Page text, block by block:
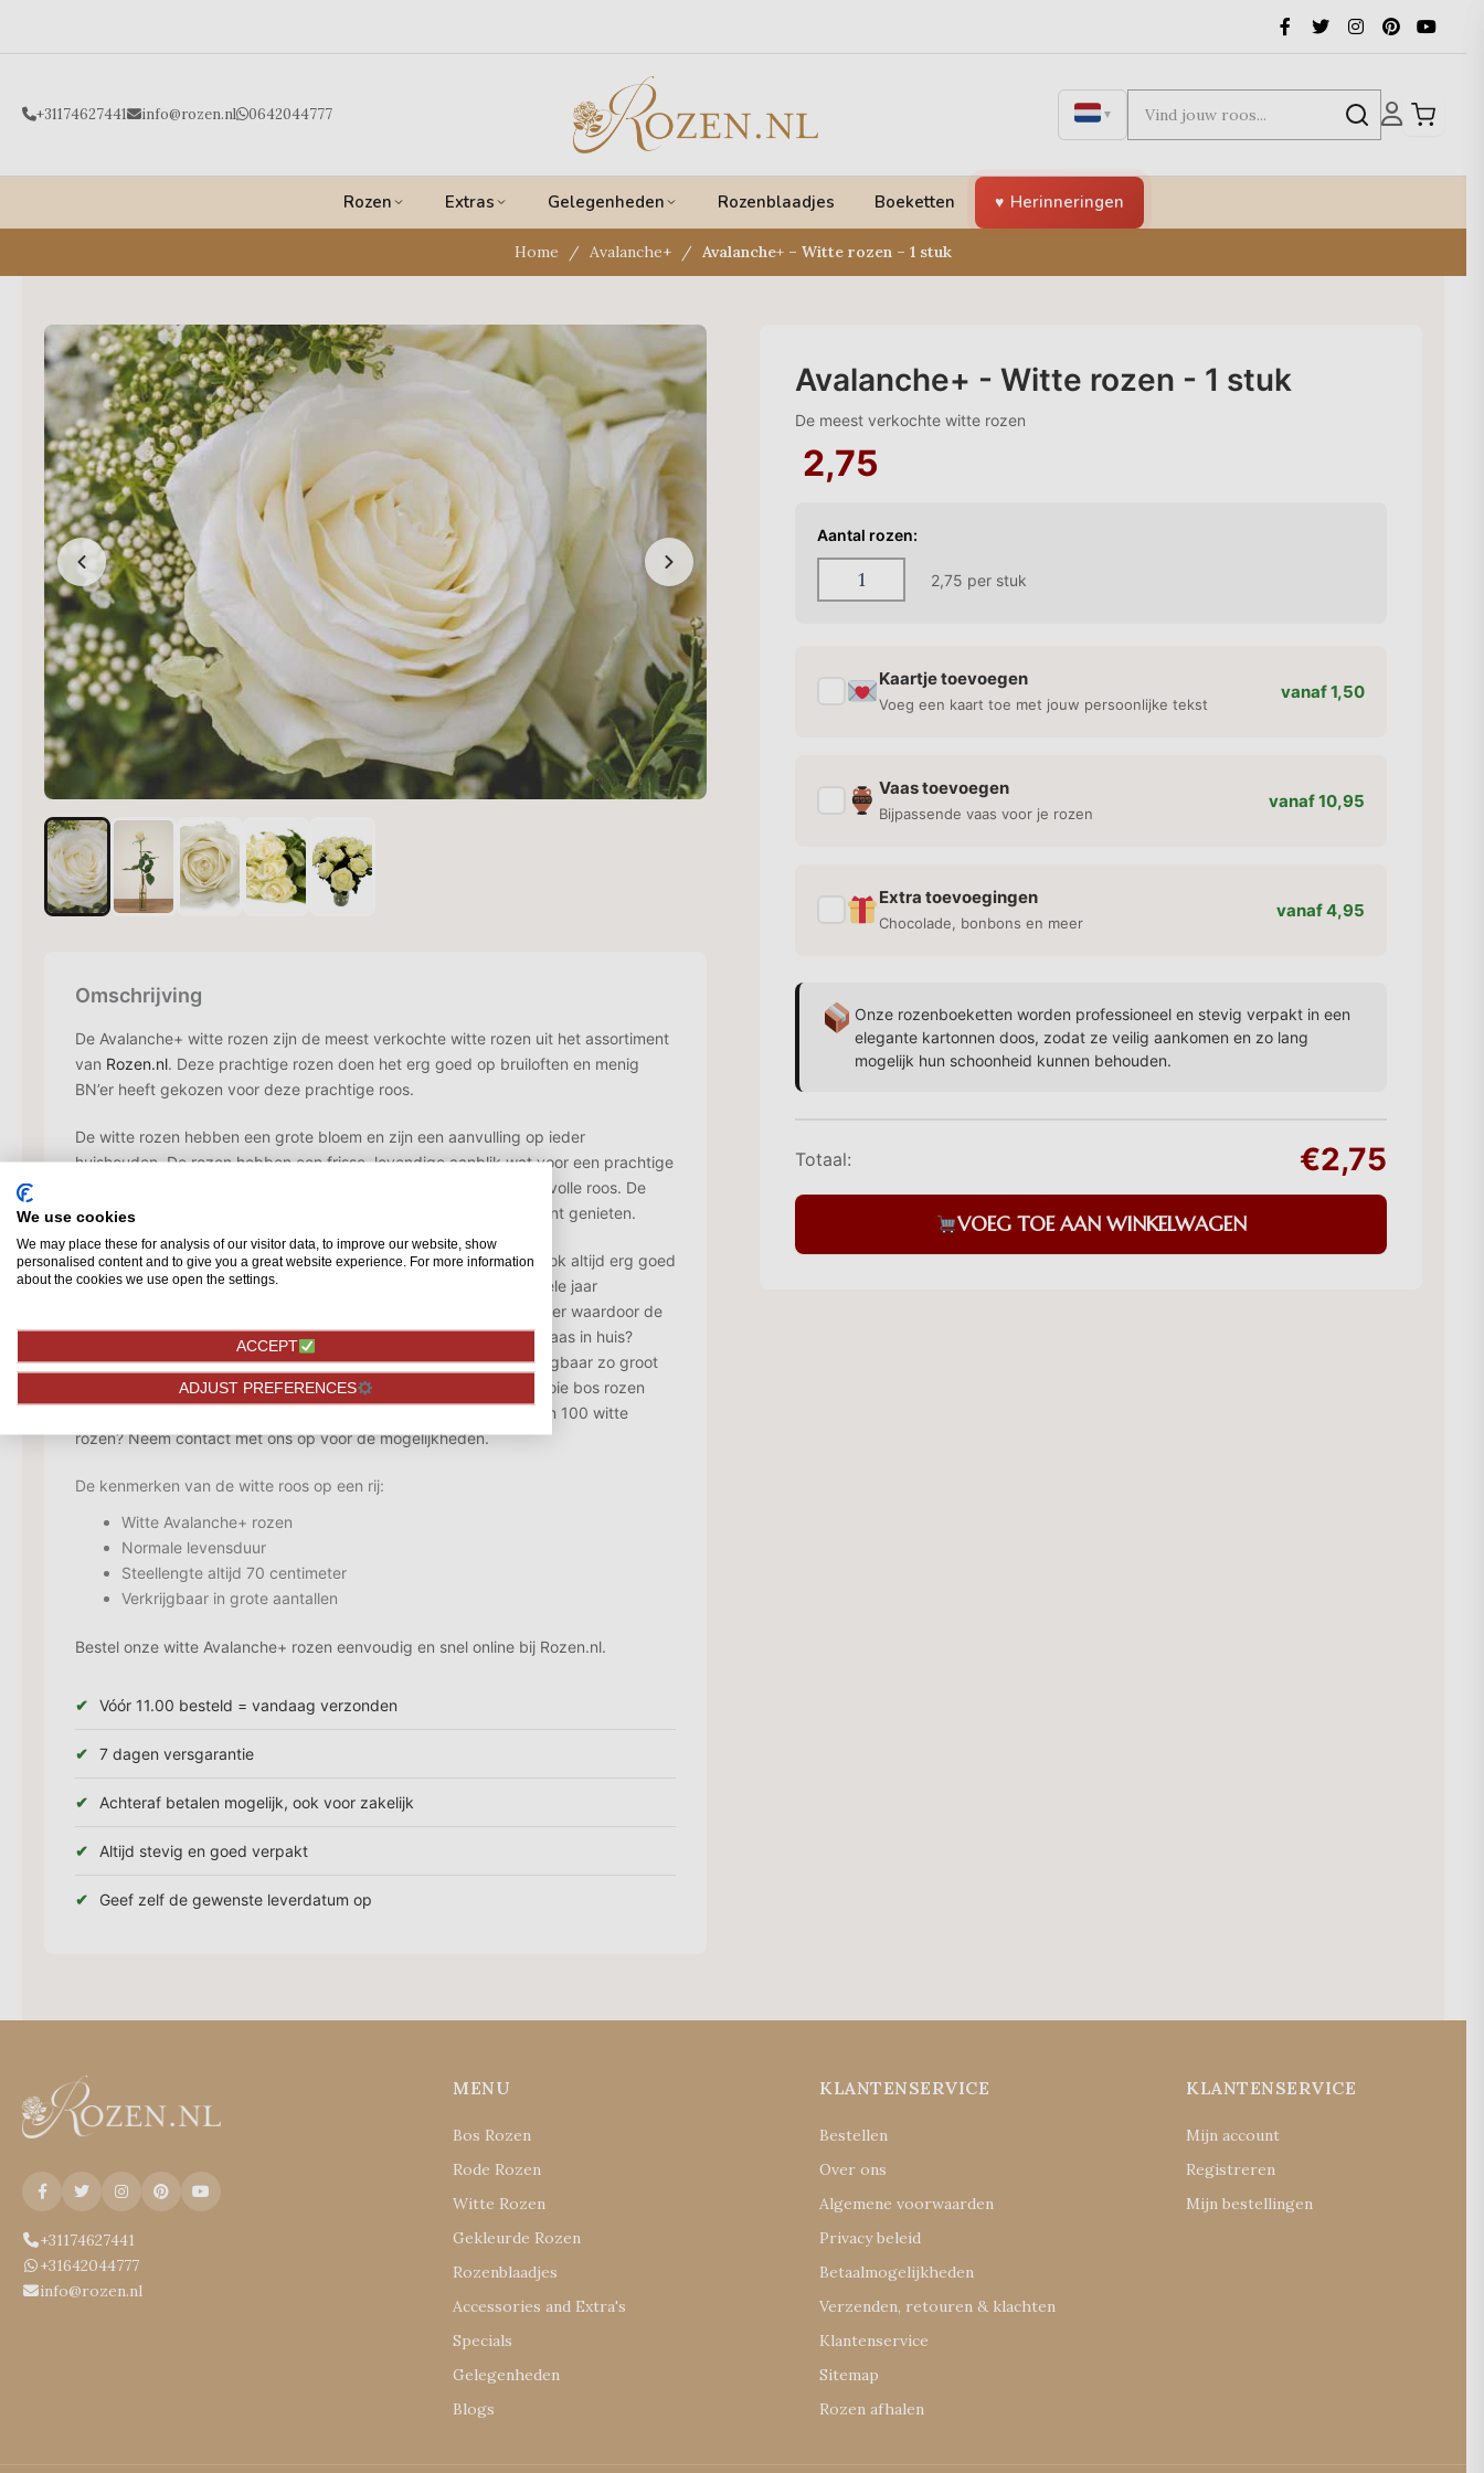
+31174627441 info@rozen.nl 0642044777 ▼
Rozen Extras Gelegenheden Rozenblaadjes Boeketten Herinneringen
Home Avalanche+ Avalanche+ – Witte rozen – 1 stuk
Omschrijving
De Avalanche+ witte rozen zijn de meest verkochte witte rozen uit het assortiment
van Rozen.nl. Deze prachtige rozen doen het erg goed op bruiloften en menig
BN’er heeft gekozen voor deze prachtige roos.
De witte rozen hebben een grote bloem en zijn een aanvulling op ieder
huishouden. De rozen hebben een frisse, levendige aanblik wat voor een prachtige
uitstraling zorgt. De knoppen bloeien bijna altijd uit tot een mooie volle roos. De
witte rozen
hebben een goede houdbaarheid zodat u optimaal kunt genieten.
De witte Avalanche+ is een roos uit ons topsegment en doet het ook altijd erg goed
op bruiloften en afscheidsdiensten. De witte rozen zijn door het hele jaar
verkrijgbaar en beschikken altijd over een steellengte 70 centimeter waardoor de
rozen heel goed staan in verschillende vazen. Nog niet de juiste vaas in huis?
Bekijk ons aanbod invazen!In aantallen zijn de witte rozen verkrijgbaar zo groot
als u zelf wenst. Wij zorgen ervoor dat er van ieder aantal een mooie bos rozen
gemaakt wordt. Wilt u echt grote aantallen bestellen van meer dan 100 witte
rozen? Neem contact met ons op voor de mogelijkheden.
De kenmerken van de witte roos op een rij:
Witte Avalanche+ rozen
Normale levensduur
Steellengte altijd 70 centimeter
Verkrijgbaar in grote aantallen
Bestel onze witte Avalanche+ rozen eenvoudig en snel online bij Rozen.nl.
Vóór 11.00 besteld = vandaag verzonden
7 dagen versgarantie
Achteraf betalen mogelijk, ook voor zakelijk
Altijd stevig en goed verpakt
Geef zelf de gewenste leverdatum op
Avalanche+ - Witte rozen - 1 stuk
De meest verkochte witte rozen
2,75
Aantal rozen:
2,75 per stuk
Kaartje toevoegen
Voeg een kaart toe met jouw persoonlijke tekst
vanaf 1,50
Vaas toevoegen
Bijpassende vaas voor je rozen
vanaf 10,95
Extra toevoegingen
Chocolade, bonbons en meer
vanaf 4,95
Onze rozenboeketten worden professioneel en stevig verpakt in een
elegante kartonnen doos, zodat ze veilig aankomen en zo lang
mogelijk hun schoonheid kunnen behouden.
Totaal: €2,75
VOEG TOE AAN WINKELWAGEN
+31174627441
+31642044777
info@rozen.nl
MENU
Bos Rozen
Rode Rozen
Witte Rozen
Gekleurde Rozen
Rozenblaadjes
Accessories and Extra's
Specials
Gelegenheden
Blogs
KLANTENSERVICE
Bestellen
Over ons
Algemene voorwaarden
Privacy beleid
Betaalmogelijkheden
Verzenden, retouren & klachten
Klantenservice
Sitemap
Rozen afhalen
KLANTENSERVICE
Mijn account
Registreren
Mijn bestellingen
We use cookies
We may place these for analysis of our visitor data, to improve our website, show
personalised content and to give you a great website experience. For more information
about the cookies we use open the settings.
ACCEPT
ADJUST PREFERENCES